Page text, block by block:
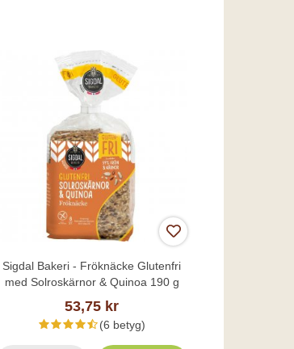
Sigdal Bakeri - Fröknäcke Glutenfri
med Solroskärnor & Quinoa 190 g
53,75 kr
(6 betyg)